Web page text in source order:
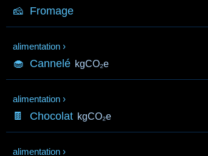
🧀 Fromage
alimentation ›
🧁 Cannelé kgCO₂e
alimentation ›
🍫 Chocolat kgCO₂e
alimentation ›